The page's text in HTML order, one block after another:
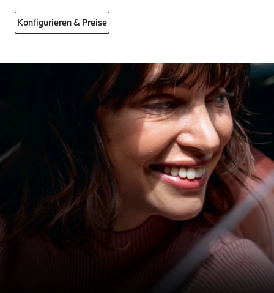
Konfigurieren & Preise